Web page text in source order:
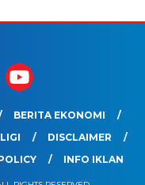
BERITA EKONOMI
DISCLAIMER
INFO IKLAN